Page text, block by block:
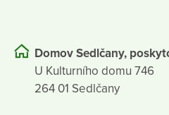
Domov Sedlčany,
U Kulturního domu 746
264 01 Sedlčany